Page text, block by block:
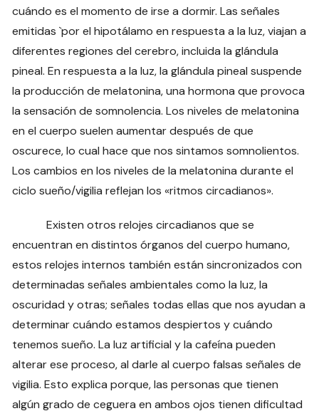
cuándo es el momento de irse a dormir. Las señales
emitidas `por el hipotálamo en respuesta a la luz, viajan a
diferentes regiones del cerebro, incluida la glándula
pineal. En respuesta a la luz, la glándula pineal suspende
la producción de melatonina, una hormona que provoca
la sensación de somnolencia. Los niveles de melatonina
en el cuerpo suelen aumentar después de que
oscurece, lo cual hace que nos sintamos somnolientos.
Los cambios en los niveles de la melatonina durante el
ciclo sueño/vigilia reflejan los «ritmos circadianos».
Existen otros relojes circadianos que se
encuentran en distintos órganos del cuerpo humano,
estos relojes internos también están sincronizados con
determinadas señales ambientales como la luz, la
oscuridad y otras; señales todas ellas que nos ayudan a
determinar cuándo estamos despiertos y cuándo
tenemos sueño. La luz artificial y la cafeína pueden
alterar ese proceso, al darle al cuerpo falsas señales de
vigilia. Esto explica porque, las personas que tienen
algún grado de ceguera en ambos ojos tienen dificultad